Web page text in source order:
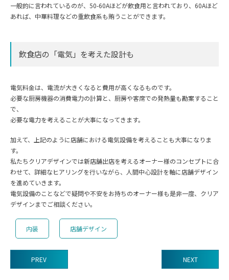
一般的に言われているのが、50-60Aほどが飲食用と言われており、60Aほど
あれば、中華料理などの重飲食系も賄うことができます。
飲食店の「電気」を考えた設計も
電気料金は、電流が大きくなると費用が高くなるものです。
必要な厨房機器の消費電力の計算と、厨房や客席での発熱量も勘案すること
で、
必要な電力を考えることが大事になってきます。
加えて、上記のように店舗における電気設備を考えることも大事になりま
す。
私たちクリアデザインでは新店舗出店を考えるオーナー様のコンセプトに合
わせて、詳細なヒアリングを行いながら、人間中心設計を軸に店舗デザイン
を進めていきます。
電気設備のことなどで疑問や不安をお持ちのオーナー様も是非一度、クリア
デザインまでご相談ください。
内装 店舗デザイン
PREV NEXT